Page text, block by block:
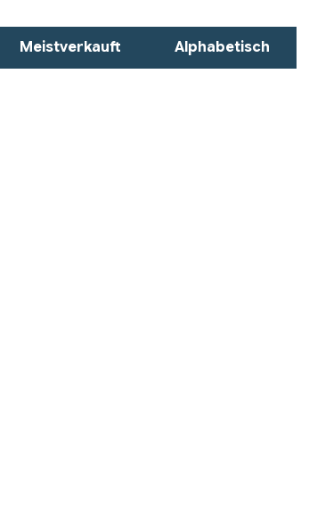
Meistverkauft Alphabetisch